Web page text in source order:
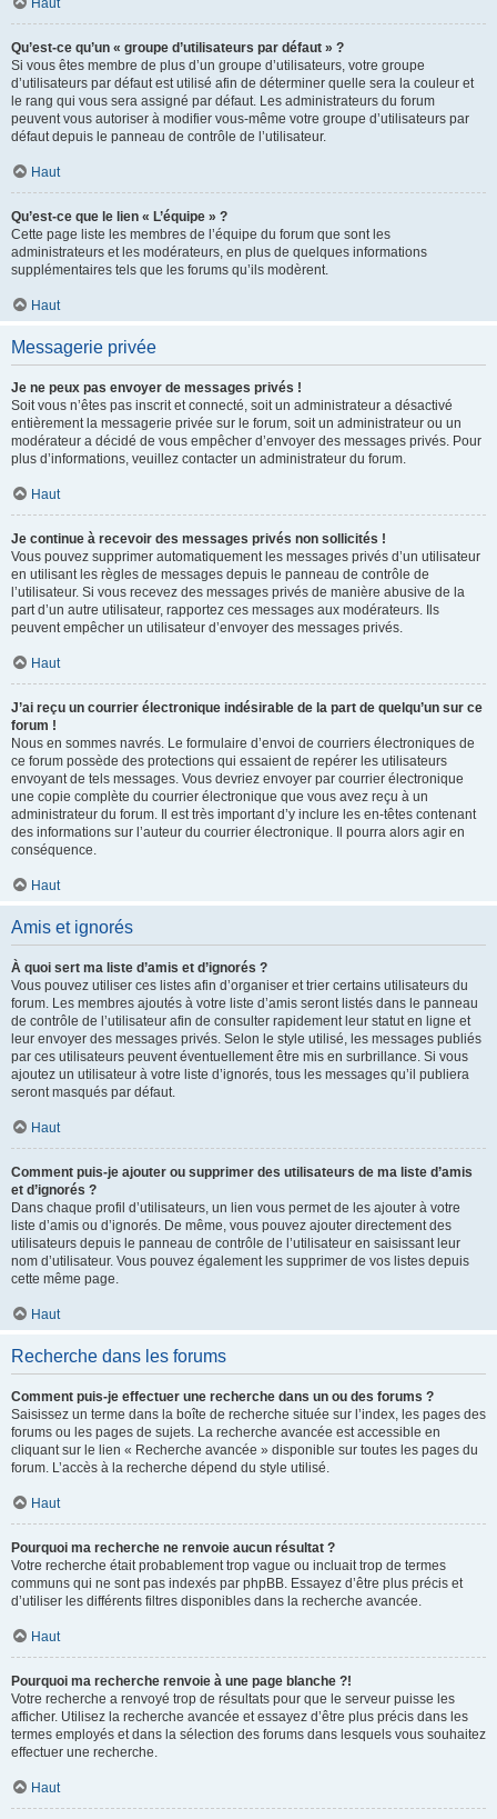
Haut
Qu’est-ce qu’un « groupe d’utilisateurs par défaut » ?
Si vous êtes membre de plus d’un groupe d’utilisateurs, votre groupe
d’utilisateurs par défaut est utilisé afin de déterminer quelle sera la couleur et
le rang qui vous sera assigné par défaut. Les administrateurs du forum
peuvent vous autoriser à modifier vous-même votre groupe d’utilisateurs par
défaut depuis le panneau de contrôle de l’utilisateur.
Haut
Qu’est-ce que le lien « L’équipe » ?
Cette page liste les membres de l’équipe du forum que sont les
administrateurs et les modérateurs, en plus de quelques informations
supplémentaires tels que les forums qu’ils modèrent.
Haut
Messagerie privée
Je ne peux pas envoyer de messages privés !
Soit vous n’êtes pas inscrit et connecté, soit un administrateur a désactivé
entièrement la messagerie privée sur le forum, soit un administrateur ou un
modérateur a décidé de vous empêcher d’envoyer des messages privés. Pour
plus d’informations, veuillez contacter un administrateur du forum.
Haut
Je continue à recevoir des messages privés non sollicités !
Vous pouvez supprimer automatiquement les messages privés d’un utilisateur
en utilisant les règles de messages depuis le panneau de contrôle de
l’utilisateur. Si vous recevez des messages privés de manière abusive de la
part d’un autre utilisateur, rapportez ces messages aux modérateurs. Ils
peuvent empêcher un utilisateur d’envoyer des messages privés.
Haut
J’ai reçu un courrier électronique indésirable de la part de quelqu’un sur ce
forum !
Nous en sommes navrés. Le formulaire d’envoi de courriers électroniques de
ce forum possède des protections qui essaient de repérer les utilisateurs
envoyant de tels messages. Vous devriez envoyer par courrier électronique
une copie complète du courrier électronique que vous avez reçu à un
administrateur du forum. Il est très important d’y inclure les en-têtes contenant
des informations sur l’auteur du courrier électronique. Il pourra alors agir en
conséquence.
Haut
Amis et ignorés
À quoi sert ma liste d’amis et d’ignorés ?
Vous pouvez utiliser ces listes afin d’organiser et trier certains utilisateurs du
forum. Les membres ajoutés à votre liste d’amis seront listés dans le panneau
de contrôle de l’utilisateur afin de consulter rapidement leur statut en ligne et
leur envoyer des messages privés. Selon le style utilisé, les messages publiés
par ces utilisateurs peuvent éventuellement être mis en surbrillance. Si vous
ajoutez un utilisateur à votre liste d’ignorés, tous les messages qu’il publiera
seront masqués par défaut.
Haut
Comment puis-je ajouter ou supprimer des utilisateurs de ma liste d’amis
et d’ignorés ?
Dans chaque profil d’utilisateurs, un lien vous permet de les ajouter à votre
liste d’amis ou d’ignorés. De même, vous pouvez ajouter directement des
utilisateurs depuis le panneau de contrôle de l’utilisateur en saisissant leur
nom d’utilisateur. Vous pouvez également les supprimer de vos listes depuis
cette même page.
Haut
Recherche dans les forums
Comment puis-je effectuer une recherche dans un ou des forums ?
Saisissez un terme dans la boîte de recherche située sur l’index, les pages des
forums ou les pages de sujets. La recherche avancée est accessible en
cliquant sur le lien « Recherche avancée » disponible sur toutes les pages du
forum. L’accès à la recherche dépend du style utilisé.
Haut
Pourquoi ma recherche ne renvoie aucun résultat ?
Votre recherche était probablement trop vague ou incluait trop de termes
communs qui ne sont pas indexés par phpBB. Essayez d’être plus précis et
d’utiliser les différents filtres disponibles dans la recherche avancée.
Haut
Pourquoi ma recherche renvoie à une page blanche ?!
Votre recherche a renvoyé trop de résultats pour que le serveur puisse les
afficher. Utilisez la recherche avancée et essayez d’être plus précis dans les
termes employés et dans la sélection des forums dans lesquels vous souhaitez
effectuer une recherche.
Haut